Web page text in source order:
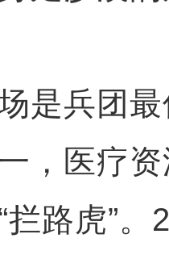
兵团最
，医疗
拦路虎”